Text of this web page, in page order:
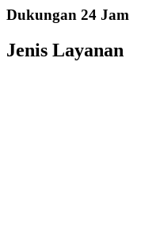
Dukungan 24 Jam
Jenis Layanan